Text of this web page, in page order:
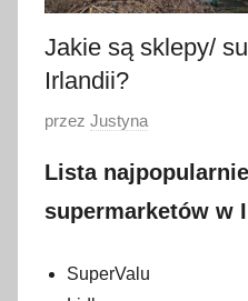
Jakie są sklepy/
Irlandii?
O
u
b
przez Justyna
Lista
supermarketów w
SuperValu